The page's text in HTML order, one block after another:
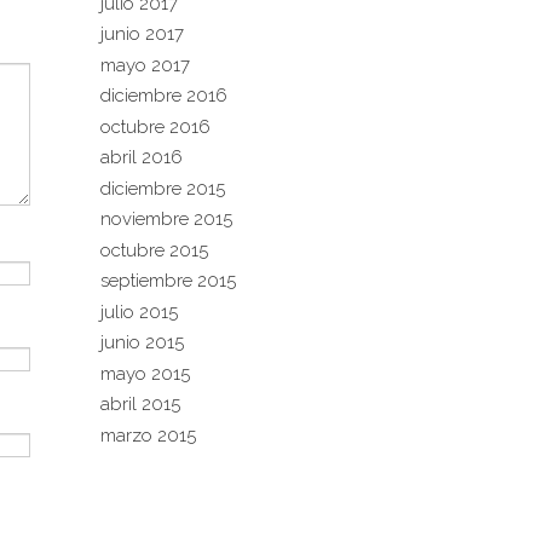
junio 2017
mayo 2017
diciembre 2016
octubre 2016
abril 2016
diciembre 2015
noviembre 2015
octubre 2015
septiembre 2015
julio 2015
junio 2015
mayo 2015
abril 2015
marzo 2015